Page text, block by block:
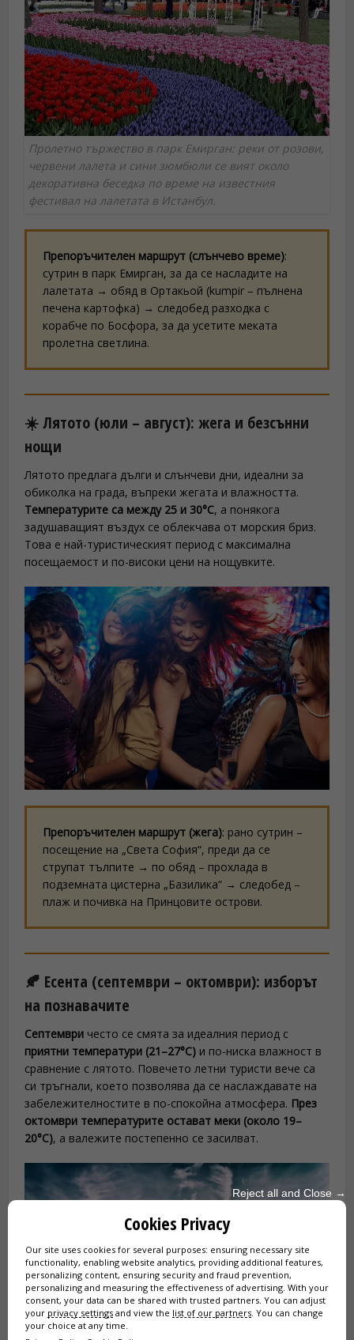
Пролетно тържество в парк Емирган: реки от розови,
червени лалета и сини зюмбюли се вият около
декоративна беседка по време на известния
фестивал на лалетата в Истанбул.
Препоръчителен маршрут (слънчево време):
сутрин в парк Емирган, за да се насладите на
лалетата → обяд в Ортакьой (kumpir – пълнена
печена картофка) → следобед разходка с
корабче по Босфора, за да усетите меката
пролетна светлина.
☀️ Лятото (юли – август): жега и безсънни
нощи
Лятото предлага дълги и слънчеви дни, идеални за
обиколка на града, въпреки жегата и влажността.
Температурите са между 25 и 30°C, а понякога
задушаващият въздух се облекчава от морския бриз.
Това е най-туристическият период с максимална
посещаемост и по-високи цени на нощувките.
Препоръчителен маршрут (жега): рано сутрин –
посещение на „Света София“, преди да се
струпат тълпите → по обяд – прохлада в
подземната цистерна „Базилика“ → следобед –
плаж и почивка на Принцовите острови.
🍂 Есента (септември – октомври): изборът
на познавачите
Септември често се смята за идеалния период с
приятни температури (21–27°C) и по-ниска влажност в
сравнение с лятото. Повечето летни туристи вече са
си тръгнали, което позволява да се наслаждавате на
забележителностите в по-спокойна атмосфера. През
октомври температурите остават меки (около 19–
20°C), а валежите постепенно се засилват.
Reject all and Close →
Cookies Privacy
Our site uses cookies for several purposes: ensuring necessary site
functionality, enabling website analytics, providing additional features,
personalizing content, ensuring security and fraud prevention,
personalizing and measuring the effectiveness of advertising. With your
consent, your data can be shared with trusted partners. You can adjust
your privacy settings and view the list of our partners. You can change
your choice at any time.